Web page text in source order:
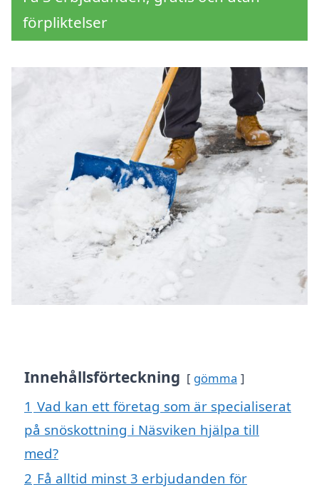
förpliktelser
Innehållsförteckning gömma
1 Vad kan ett företag som är specialiserat
på snöskottning i Näsviken hjälpa till
med?
2 Få alltid minst 3 erbjudanden för